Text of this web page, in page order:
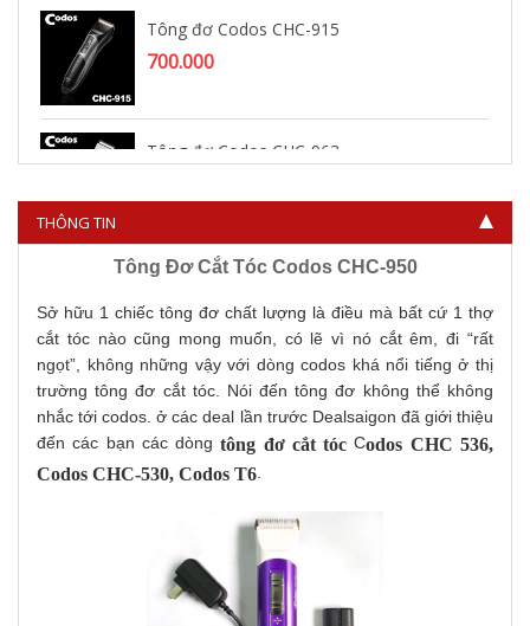
Tông đơ Codos CHC-915
700.000
Tông đơ Codos CHC-963
THÔNG TIN
Tông Đơ Cắt Tóc Codos CHC-950
Sở hữu 1 chiếc tông đơ chất lượng là điều mà bất cứ 1 thợ
cắt tóc nào cũng mong muốn, có lẽ vì nó cắt êm, đi “rất
ngọt”, không những vậy với dòng codos khá nổi tiếng ở thị
trường tông đơ cắt tóc. Nói đến tông đơ không thể không
nhắc tới codos. ở các deal lần trước Dealsaigon đã giới thiệu
đến các bạn các dòngtông đơ cắt tóc Codos CHC 536,
Codos CHC-530, Codos T6